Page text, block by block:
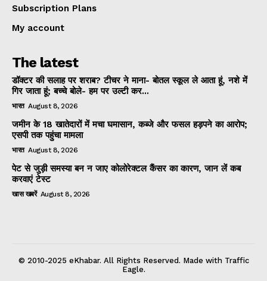
Subscription Plans
My account
The latest
डॉक्टर की सलाह पर शराब? टीचर ने माना- बोतल स्कूल ले आता हूं, नशे में
गिर जाता हूं; बच्चे बोले- हम पर उल्टी कर...
भारत August 8, 2026
जमीन के 18 खातेदारों में मचा घमासान, कब्जे और फसल हड़पने का आरोप;
एसपी तक पहुंचा मामला
भारत August 8, 2026
पेट से जुड़ी समस्या बन न जाए कोलोरेक्टल कैंसर का कारण, जान लें कब
करवाएं टेस्ट
खास खबरें August 8, 2026
© 2010-2025 eKhabar. All Rights Reserved. Made with Traffic
Eagle.